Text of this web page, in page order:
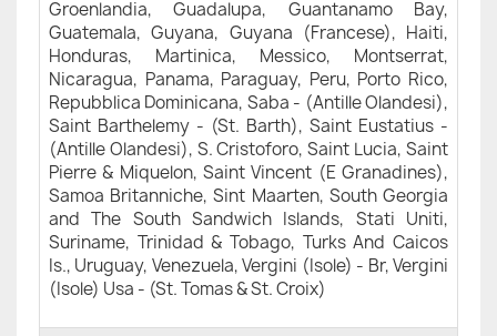
Groenlandia, Guadalupa, Guantanamo Bay,
Guatemala, Guyana, Guyana (Francese), Haiti,
Honduras, Martinica, Messico, Montserrat,
Nicaragua, Panama, Paraguay, Peru, Porto Rico,
Repubblica Dominicana, Saba - (Antille Olandesi),
Saint Barthelemy - (St. Barth), Saint Eustatius -
(Antille Olandesi), S. Cristoforo, Saint Lucia, Saint
Pierre & Miquelon, Saint Vincent (E Granadines),
Samoa Britanniche, Sint Maarten, South Georgia
and The South Sandwich Islands, Stati Uniti,
Suriname, Trinidad & Tobago, Turks And Caicos
Is., Uruguay, Venezuela, Vergini (Isole) - Br, Vergini
(Isole) Usa - (St. Tomas & St. Croix)